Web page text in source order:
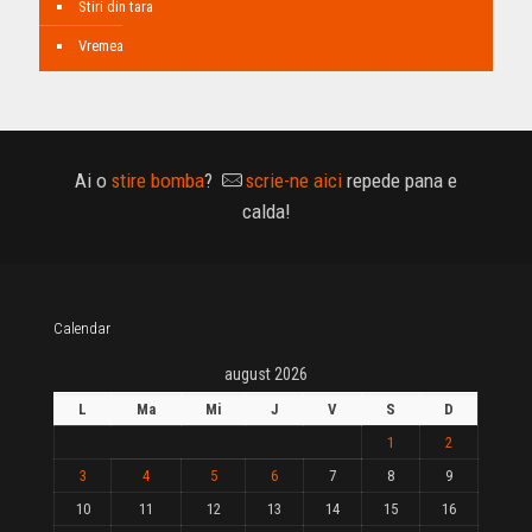
Stiri din tara
Vremea
Ai o stire bomba? scrie-ne aici repede pana e
calda!
Calendar
august 2026
L Ma Mi J V S
D
1
2
3
4 5 6 7 8
9
10
11 12 13 14 15 16